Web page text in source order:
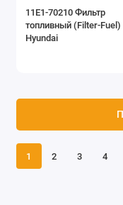
11E1-70210 Фильтр
топливный (Filter-Fuel)
Hyundai
1 2 3 4